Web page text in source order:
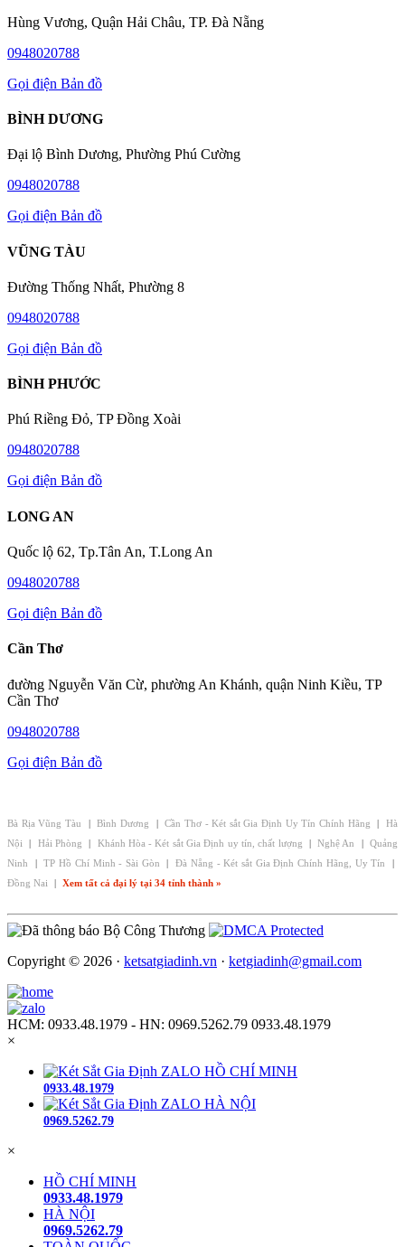
Hùng Vương, Quận Hải Châu, TP. Đà Nẵng
0948020788
Gọi điện Bản đồ
BÌNH DƯƠNG
Đại lộ Bình Dương, Phường Phú Cường
0948020788
Gọi điện Bản đồ
VŨNG TÀU
Đường Thống Nhất, Phường 8
0948020788
Gọi điện Bản đồ
BÌNH PHƯỚC
Phú Riềng Đỏ, TP Đồng Xoài
0948020788
Gọi điện Bản đồ
LONG AN
Quốc lộ 62, Tp.Tân An, T.Long An
0948020788
Gọi điện Bản đồ
Cần Thơ
đường Nguyễn Văn Cừ, phường An Khánh, quận Ninh Kiều, TP
Cần Thơ
0948020788
Gọi điện Bản đồ
Bà Rịa Vũng Tàu | Bình Dương | Cần Thơ - Két sắt Gia Định Uy Tín Chính Hãng |
Hà
Nội
| Hải Phòng | Khánh Hòa - Két sắt Gia Định uy tín, chất lượng | Nghệ An |
Quảng
Ninh
| TP Hồ Chí Minh - Sài Gòn | Đà Nẵng - Két sắt Gia Định Chính Hãng, Uy Tín
|
Đồng Nai
| Xem tất cả đại lý tại 34 tỉnh thành »
Copyright © 2026 · ketsatgiadinh.vn · ketgiadinh@gmail.com
HCM: 0933.48.1979 - HN: 0969.5262.79 0933.48.1979
×
ZALO HỒ CHÍ MINH
0933.48.1979
ZALO HÀ NỘI
0969.5262.79
×
HỒ CHÍ MINH
0933.48.1979
HÀ NỘI
0969.5262.79